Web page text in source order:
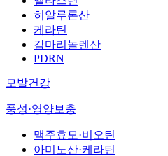
히알루론산
케라틴
감마리놀렌산
PDRN
모발건강
풍성·영양보충
맥주효모·비오틴
아미노산·케라틴